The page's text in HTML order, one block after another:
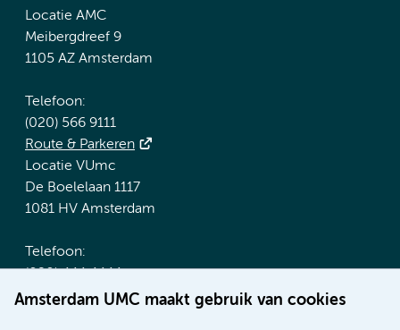
Amsterdam UMC maakt gebruik van cookies
Locatie AMC
Meibergdreef 9
1105 AZ Amsterdam
Telefoon:
(020) 566 9111
Route & Parkeren
Locatie VUmc
De Boelelaan 1117
1081 HV Amsterdam
Telefoon:
(020) 444 4444
Route & Parkeren